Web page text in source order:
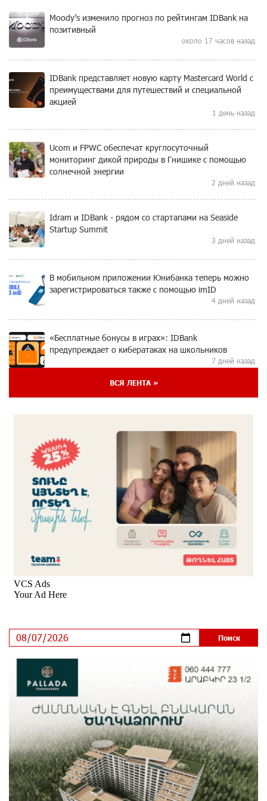
Moody’s изменило прогноз по рейтингам IDBank на
позитивный
около 17 часов назад
IDBank представляет новую карту Mastercard World с
преимуществами для путешествий и специальной
акцией
1 день назад
Ucom и FPWC обеспечат круглосуточный
мониторинг дикой природы в Гнишике с помощью
солнечной энергии
2 дней назад
Idram и IDBank - рядом со стартапами на Seaside
Startup Summit
3 дней назад
В мобильном приложении Юнибанка теперь можно
зарегистрироваться также с помощью imID
4 дней назад
«Бесплатные бонусы в играх»: IDBank
предупреждает о кибератаках на школьников
7 дней назад
ЕАЭС со временем будет расширяться. Когда-нибудь
Если Израиль использует тему Геноцида армян
против Эрдогана, то что для него значит сам
Геноцид?
7 дней назад
ВТБ (Армения): вклад «Стабильный» — до 10%
годовых и оформление в мобильном приложении
Платформа Rate.Trading на Seaside Startup Summit:
IDBank представил инновационное решение
Состоялось открытие Khachaturian Rooftop при
поддержке IDBank
9 дней назад
Пашинян ты упустил свой шанс уйти спокойно.
Аршак Карапетян
10 дней назад
Обновленный Центр продаж и обслуживания Ucom
открылся по адресу ул. Шаумяна, 24/2 в Арарате
10 дней назад
ВСЯ ЛЕНТА »